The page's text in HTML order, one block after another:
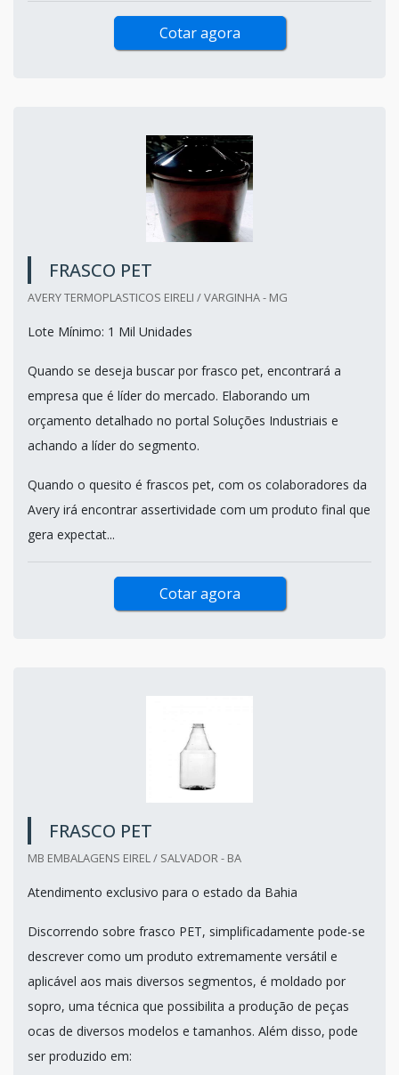
Cotar agora
FRASCO PET
AVERY TERMOPLASTICOS EIRELI / VARGINHA - MG
Lote Mínimo: 1 Mil Unidades
Quando se deseja buscar por frasco pet, encontrará a
empresa que é líder do mercado. Elaborando um
orçamento detalhado no portal Soluções Industriais e
achando a líder do segmento.
Quando o quesito é frascos pet, com os colaboradores da
Avery irá encontrar assertividade com um produto final que
gera expectat...
Cotar agora
FRASCO PET
MB EMBALAGENS EIREL / SALVADOR - BA
Atendimento exclusivo para o estado da Bahia
Discorrendo sobre frasco PET, simplificadamente pode-se
descrever como um produto extremamente versátil e
aplicável aos mais diversos segmentos, é moldado por
sopro, uma técnica que possibilita a produção de peças
ocas de diversos modelos e tamanhos. Além disso, pode
ser produzido em: